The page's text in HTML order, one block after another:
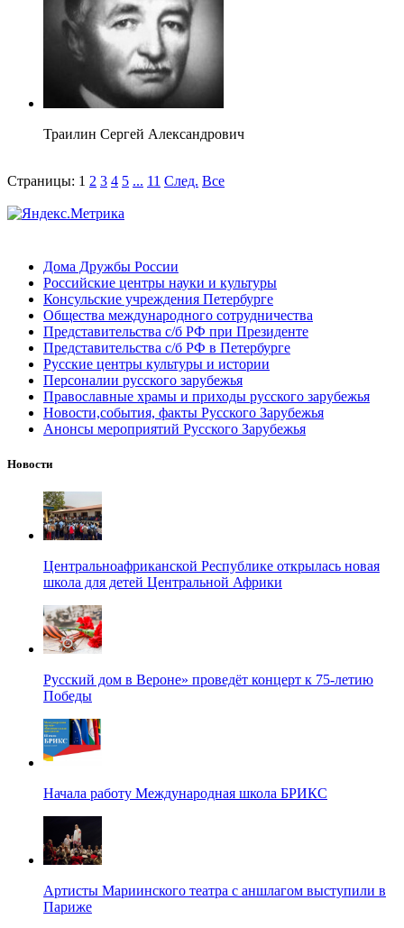
Траилин Сергей Александрович
Страницы: 1 2 3 4 5 ... 11 След. Все
Дома Дружбы России
Российские центры науки и культуры
Консульские учреждения Петербурге
Общества международного сотрудничества
Представительства с/б РФ при Президенте
Представительства с/б РФ в Петербурге
Русские центры культуры и истории
Персоналии русского зарубежья
Православные храмы и приходы русского зарубежья
Новости,события, факты Русского Зарубежья
Анонсы мероприятий Русского Зарубежья
Новости
Центральноафриканской Республике открылась новая
школа для детей Центральной Африки
Русский дом в Вероне» проведёт концерт к 75-летию
Победы
Начала работу Международная школа БРИКС
Артисты Мариинского театра с аншлагом выступили в
Париже